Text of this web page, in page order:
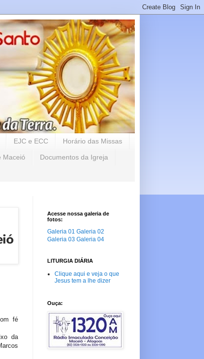
EJC e ECC Horário das Missas
Maceió Documentos da Igreja
fé
da
Acesse nossa galeria de
fotos:
Galeria 01 Galeria 02
Galeria 03 Galeria 04
LITURGIA DIÁRIA
Clique aqui e veja o que
Jesus tem a lhe dizer
Ouça: